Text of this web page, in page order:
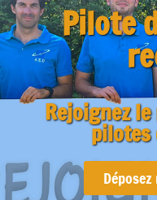
Pilote
Rejoignez
pilotes